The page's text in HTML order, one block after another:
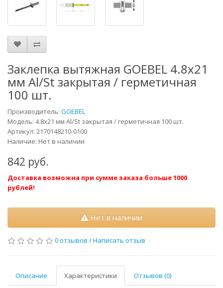
Заклепка вытяжная GOEBEL 4.8х21
мм Al/St закрытая / герметичная
100 шт.
Производитель: GOEBEL
Модель: 4.8х21 мм Al/St закрытая / герметичная 100 шт.
Артикул: 2170148210-0100
Наличие: Нет в наличии
842 руб.
Доставка возможна при сумме заказа больше 1000
рублей!
Нет в наличии
0 отзывов /Написать отзыв
Описание Характеристики Отзывов (0)